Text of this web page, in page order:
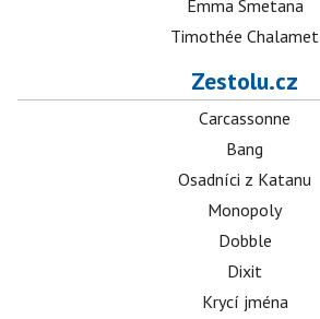
Emma Smetana
Timothée Chalamet
Zestolu.cz
Carcassonne
Bang
Osadníci z Katanu
Monopoly
Dobble
Dixit
Krycí jména